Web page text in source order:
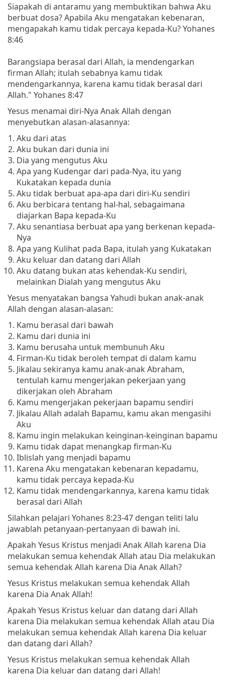
Siapakah di antaramu yang membuktikan bahwa Aku
berbuat dosa? Apabila Aku mengatakan kebenaran,
mengapakah kamu tidak percaya kepada-Ku? Yohanes
8:46
Barangsiapa berasal dari Allah, ia mendengarkan
firman Allah; itulah sebabnya kamu tidak
mendengarkannya, karena kamu tidak berasal dari
Allah." Yohanes 8:47
Yesus menamai diri-Nya Anak Allah dengan
menyebutkan alasan-alasannya:
Aku dari atas
Aku bukan dari dunia ini
Dia yang mengutus Aku
Apa yang Kudengar dari pada-Nya, itu yang
Kukatakan kepada dunia
Aku tidak berbuat apa-apa dari diri-Ku sendiri
Aku berbicara tentang hal-hal, sebagaimana
diajarkan Bapa kepada-Ku
Aku senantiasa berbuat apa yang berkenan kepada-
Nya
Apa yang Kulihat pada Bapa, itulah yang Kukatakan
Aku keluar dan datang dari Allah
Aku datang bukan atas kehendak-Ku sendiri,
melainkan Dialah yang mengutus Aku
Yesus menyatakan bangsa Yahudi bukan anak-anak
Allah dengan alasan-alasan:
Kamu berasal dari bawah
Kamu dari dunia ini
Kamu berusaha untuk membunuh Aku
Firman-Ku tidak beroleh tempat di dalam kamu
Jikalau sekiranya kamu anak-anak Abraham,
tentulah kamu mengerjakan pekerjaan yang
dikerjakan oleh Abraham
Kamu mengerjakan pekerjaan bapamu sendiri
Jikalau Allah adalah Bapamu, kamu akan mengasihi
Aku
Kamu ingin melakukan keinginan-keinginan bapamu
Kamu tidak dapat menangkap firman-Ku
Iblislah yang menjadi bapamu
Karena Aku mengatakan kebenaran kepadamu,
kamu tidak percaya kepada-Ku
Kamu tidak mendengarkannya, karena kamu tidak
berasal dari Allah
Silahkan pelajari Yohanes 8:23-47 dengan teliti lalu
jawablah petanyaan-pertanyaan di bawah ini.
Apakah Yesus Kristus menjadi Anak Allah karena Dia
melakukan semua kehendak Allah atau Dia melakukan
semua kehendak Allah karena Dia Anak Allah?
Yesus Kristus melakukan semua kehendak Allah
karena Dia Anak Allah!
Apakah Yesus Kristus keluar dan datang dari Allah
karena Dia melakukan semua kehendak Allah atau Dia
melakukan semua kehendak Allah karena Dia keluar
dan datang dari Allah?
Yesus Kristus melakukan semua kehendak Allah
karena Dia keluar dan datang dari Allah!